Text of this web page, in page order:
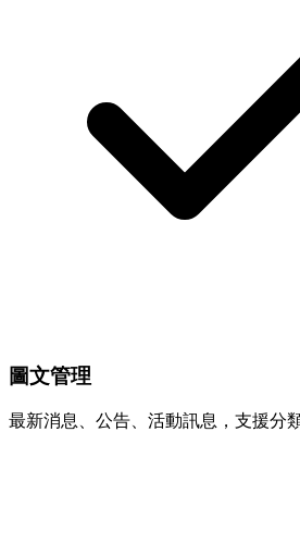
圖文管理
最新消息、公告、活動訊息，支援分